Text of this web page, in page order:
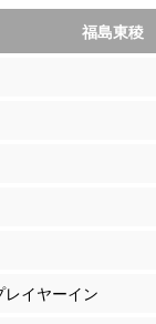
福島東稜
イヤーイン